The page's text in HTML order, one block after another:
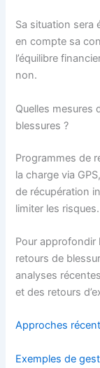
Sa situation sera
en compte sa
l’équilibre
non.
Quelles mesures
blessures ?
Programmes de
la charge via
de récupération
limiter les risques.
Pour approfondir
retours de
analyses
et des retours
Approches
Exemples de